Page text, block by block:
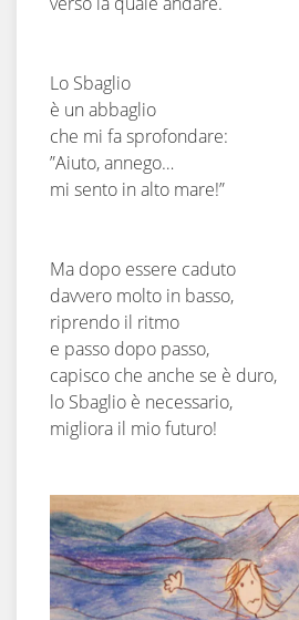
Lo Sbaglio
è un abbaglio
che mi fa sprofondare:
”Aiuto, annego…
mi sento in alto mare!”
Ma dopo essere caduto
davvero molto in basso,
riprendo il ritmo
e passo dopo passo,
capisco che anche se è duro,
lo Sbaglio è necessario,
migliora il mio futuro!